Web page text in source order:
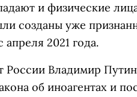
и физические
созданы уже
2021 года.
России Владимир Путин
об иноагентах и